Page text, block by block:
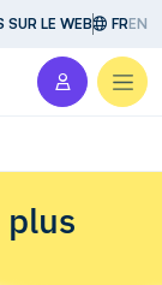
SUR LE WEB FREN
plus